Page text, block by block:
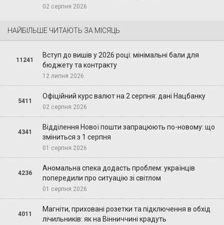
02 серпня 2026
НАЙБІЛЬШЕ ЧИТАЮТЬ ЗА МІСЯЦЬ
11241
Вступ до вишів у 2026 році: мінімальні бали для
бюджету та контракту
12 липня 2026
5411
Офіційний курс валют на 2 серпня: дані Нацбанку
02 серпня 2026
4341
Відділення Нової пошти запрацюють по-новому: що
зміниться з 1 серпня
01 серпня 2026
4236
Аномальна спека додасть проблем: українців
попередили про ситуацію зі світлом
01 серпня 2026
4011
Магніти, приховані розетки та підключення в обхід
лічильників: як на Вінниччині крадуть